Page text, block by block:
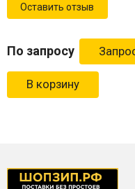
Оставить отзыв
По запросу
В корзину